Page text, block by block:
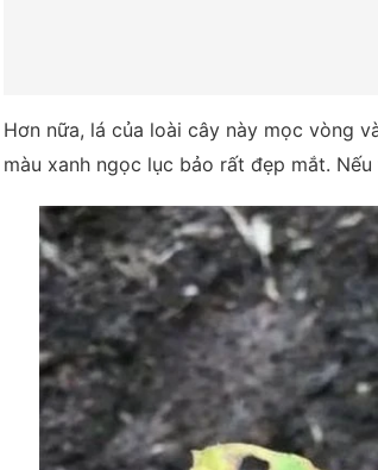
Hơn nữa, lá của loài cây này mọc vòng
màu xanh ngọc lục bảo rất đẹp mắt.